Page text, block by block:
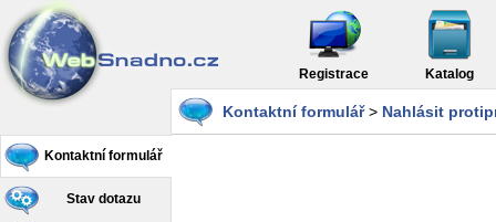
Registrace Katalog
Kontaktní formulář
Stav dotazu
Kontaktní formulář> Nahlásit